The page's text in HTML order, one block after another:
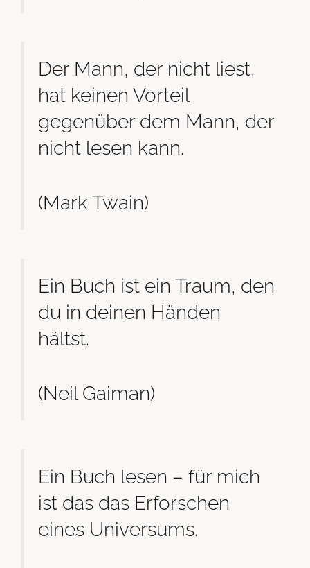
Der Mann, der nicht liest,
hat keinen Vorteil
gegenüber dem Mann, der
nicht lesen kann.
(Mark Twain)
Ein Buch ist ein Traum, den
du in deinen Händen
hältst.
(Neil Gaiman)
Ein Buch lesen – für mich
ist das das Erforschen
eines Universums.